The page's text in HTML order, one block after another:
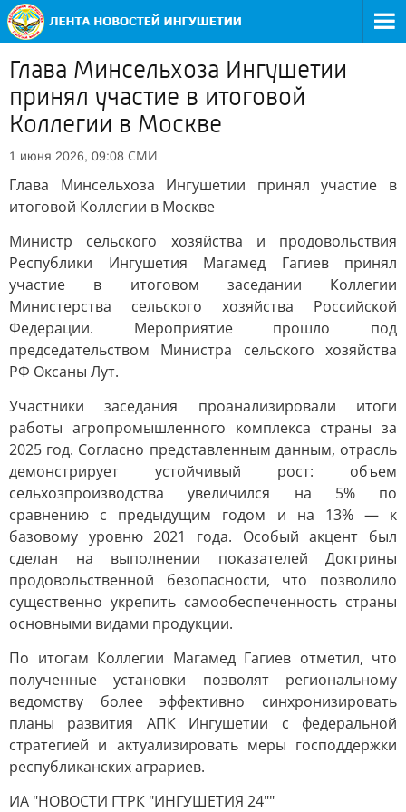
Глава Минсельхоза Ингушетии
принял участие в итоговой
Коллегии в Москве
1 июня 2026, 09:08 СМИ
Глава Минсельхоза Ингушетии принял участие в
итоговой Коллегии в Москве
Министр сельского хозяйства и продовольствия
Республики Ингушетия Магамед Гагиев принял
участие в итоговом заседании Коллегии
Министерства сельского хозяйства Российской
Федерации. Мероприятие прошло под
председательством Министра сельского хозяйства
РФ Оксаны Лут.
Участники заседания проанализировали итоги
работы агропромышленного комплекса страны за
2025 год. Согласно представленным данным, отрасль
демонстрирует устойчивый рост: объем
сельхозпроизводства увеличился на 5% по
сравнению с предыдущим годом и на 13% — к
базовому уровню 2021 года. Особый акцент был
сделан на выполнении показателей Доктрины
продовольственной безопасности, что позволило
существенно укрепить самообеспеченность страны
основными видами продукции.
По итогам Коллегии Магамед Гагиев отметил, что
полученные установки позволят региональному
ведомству более эффективно синхронизировать
планы развития АПК Ингушетии с федеральной
стратегией и актуализировать меры господдержки
республиканских аграриев.
ИА "НОВОСТИ ГТРК "ИНГУШЕТИЯ 24""